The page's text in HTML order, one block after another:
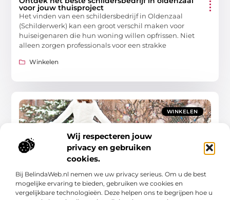
Wij respecteren jouw
privacy en gebruiken
cookies.
Bij BelindaWeb.nl nemen we uw privacy serieus. Om u de best
mogelijke ervaring te bieden, gebruiken we cookies en
vergelijkbare technologieën. Deze helpen ons te begrijpen hoe u
voor jouw thuisproject
Het vinden van een schildersbedrijf in Oldenzaal
(Schilderwerk) kan een groot verschil maken voor
huiseigenaren die hun woning willen opfrissen. Niet
alleen zorgen professionals voor een strakke
Winkelen
WINKELEN
Ontdek de magie van schaatsbaan in Maassluis
Als de winter aanbreekt, verandert Maassluis in een